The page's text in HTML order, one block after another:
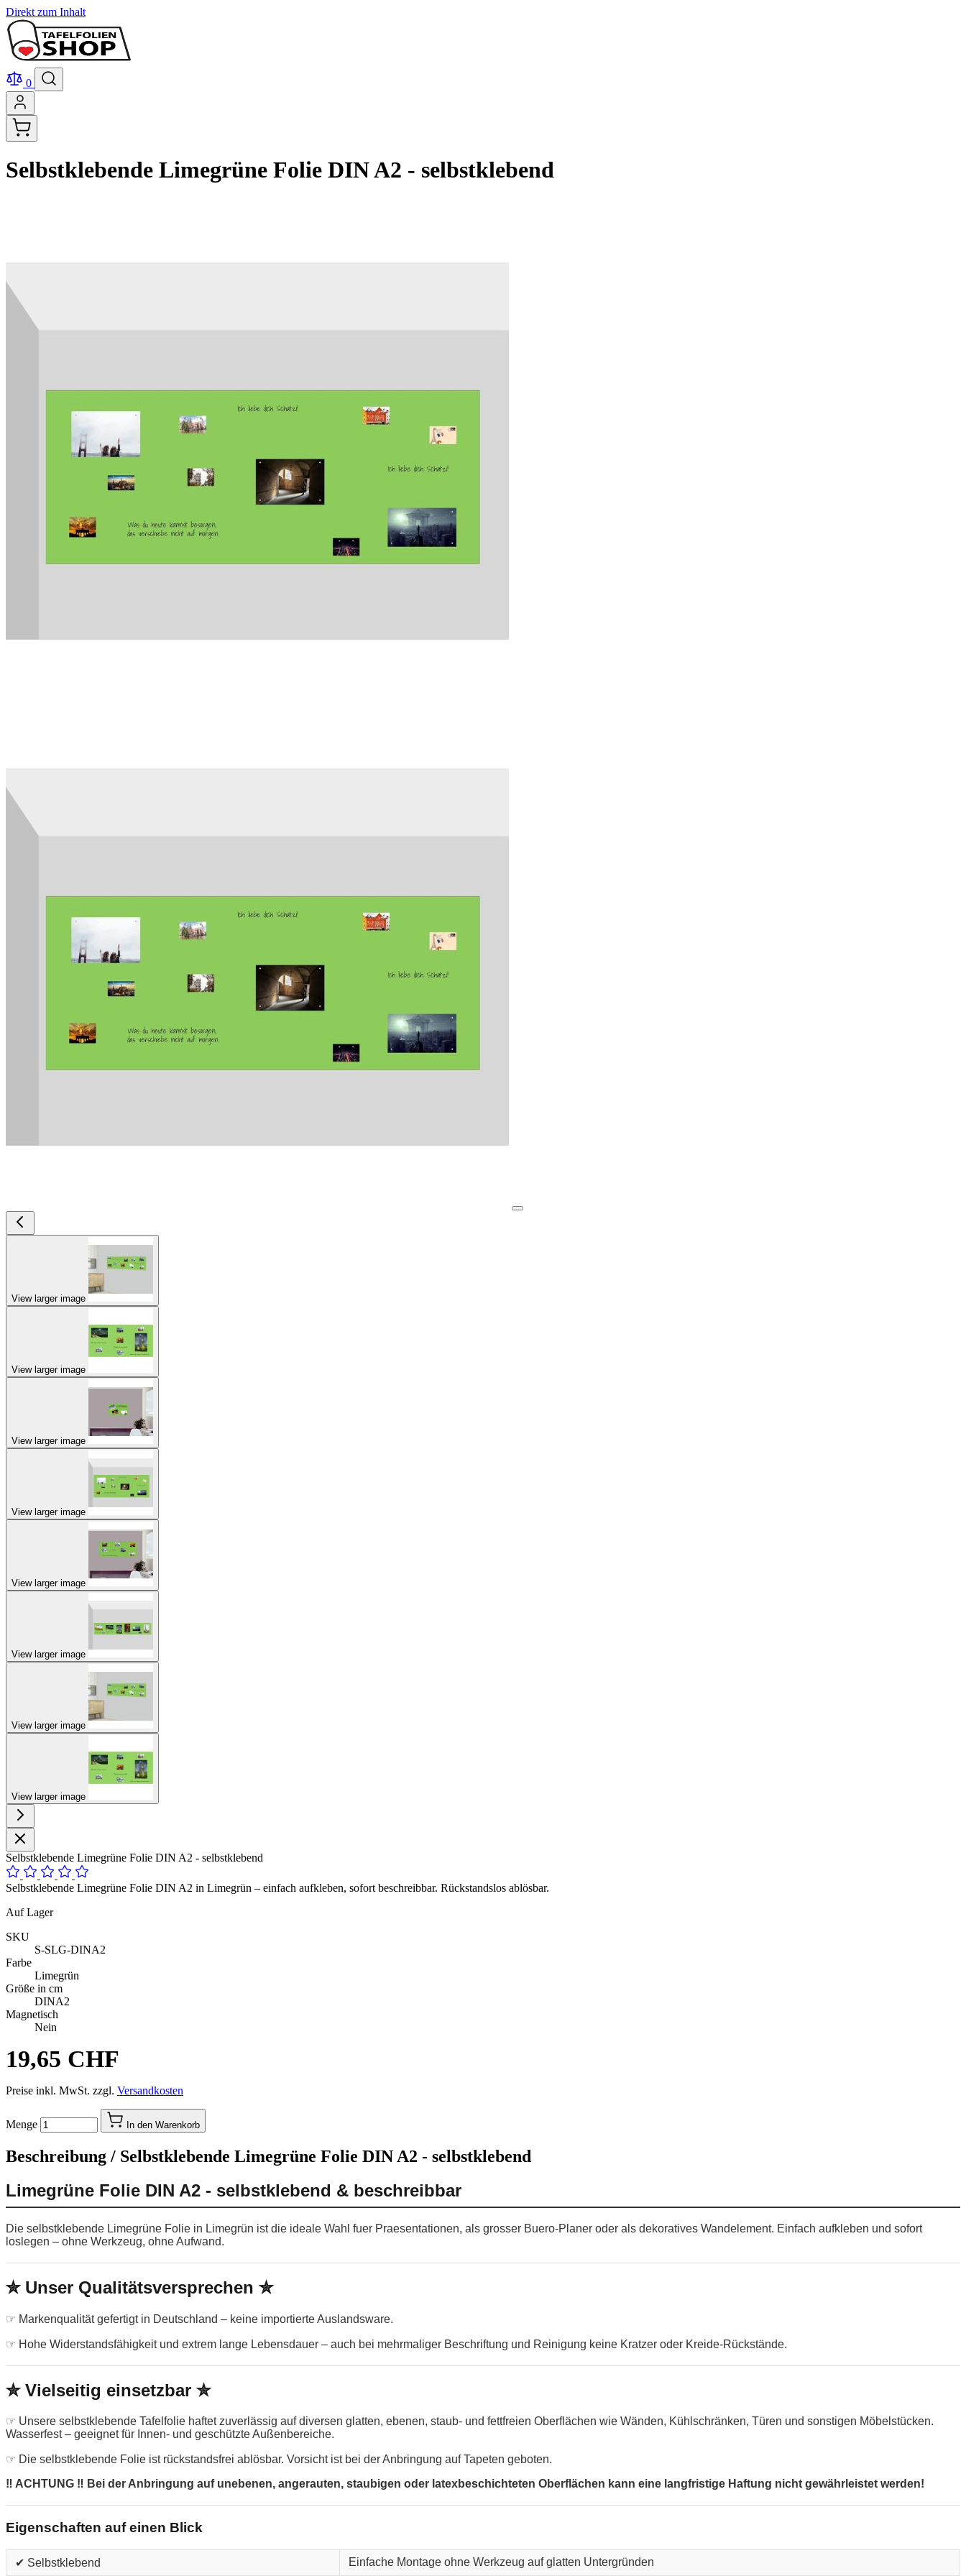
Direkt zum Inhalt
0
Selbstklebende Limegrüne Folie DIN A2 - selbstklebend
View larger image
View larger image
View larger image
View larger image
View larger image
View larger image
View larger image
View larger image
Selbstklebende Limegrüne Folie DIN A2 - selbstklebend
Selbstklebende Limegrüne Folie DIN A2 in Limegrün – einfach aufkleben, sofort beschreibbar. Rückstandslos ablösbar.
Auf Lager
SKU
S-SLG-DINA2
Farbe
Limegrün
Größe in cm
DINA2
Magnetisch
Nein
19,65 CHF
Preise inkl. MwSt. zzgl. Versandkosten
Menge In den Warenkorb
Beschreibung / Selbstklebende Limegrüne Folie DIN A2 - selbstklebend
Limegrüne Folie DIN A2 - selbstklebend & beschreibbar
Die selbstklebende Limegrüne Folie in Limegrün ist die ideale Wahl fuer Praesentationen, als grosser Buero-Planer oder als dekoratives Wandelement. Einfach aufkleben und sofort
loslegen – ohne Werkzeug, ohne Aufwand.
✮ Unser Qualitätsversprechen ✮
☞ Markenqualität gefertigt in Deutschland – keine importierte Auslandsware.
☞ Hohe Widerstandsfähigkeit und extrem lange Lebensdauer – auch bei mehrmaliger Beschriftung und Reinigung keine Kratzer oder Kreide-Rückstände.
✮ Vielseitig einsetzbar ✮
☞ Unsere selbstklebende Tafelfolie haftet zuverlässig auf diversen glatten, ebenen, staub- und fettfreien Oberflächen wie Wänden, Kühlschränken, Türen und sonstigen Möbelstücken.
Wasserfest – geeignet für Innen- und geschützte Außenbereiche.
☞ Die selbstklebende Folie ist rückstandsfrei ablösbar. Vorsicht ist bei der Anbringung auf Tapeten geboten.
‼ ACHTUNG ‼ Bei der Anbringung auf unebenen, angerauten, staubigen oder latexbeschichteten Oberflächen kann eine langfristige Haftung nicht gewährleistet werden!
Eigenschaften auf einen Blick
✔ Selbstklebend Einfache Montage ohne Werkzeug auf glatten Untergründen